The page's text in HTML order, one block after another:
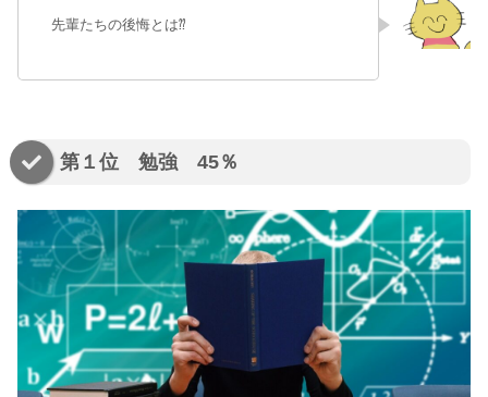
先輩たちの後悔とは⁇
第１位 勉強 45％